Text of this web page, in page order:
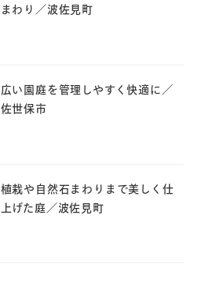
まわり／波佐見町
広い園庭を管理しやすく快適に／
佐世保市
植栽や自然石まわりまで美しく仕
上げた庭／波佐見町